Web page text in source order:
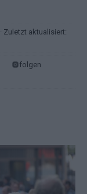
· Zuletzt aktualisiert:
folgen